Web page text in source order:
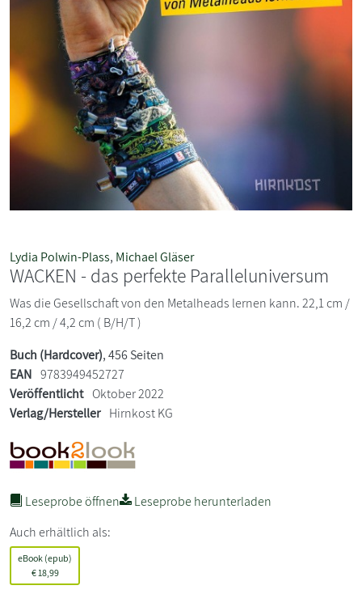
Lydia Polwin-Plass, Michael Gläser
WACKEN - das perfekte Paralleluniversum
Was die Gesellschaft von den Metalheads lernen kann. 22,1 cm /
16,2 cm / 4,2 cm ( B/H/T )
Buch (Hardcover), 456 Seiten
EAN 9783949452727
Veröffentlicht Oktober 2022
Verlag/Hersteller Hirnkost KG
Leseprobe öffnen
Leseprobe herunterladen
Auch erhältlich als:
eBook (epub)
€18,99